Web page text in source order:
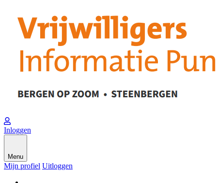
Inloggen
Menu
Mijn profiel Uitloggen